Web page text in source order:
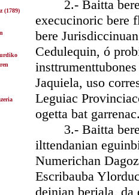
(1789)
2.- Baitta bere
execucinoric bere
bere
Cedulequin, ó
Jaquiela, uso
Leguiac
ogetta bat
3.- Baitta bere
ilttendanian
Numerichan
Escribauba
deinian beriala, da